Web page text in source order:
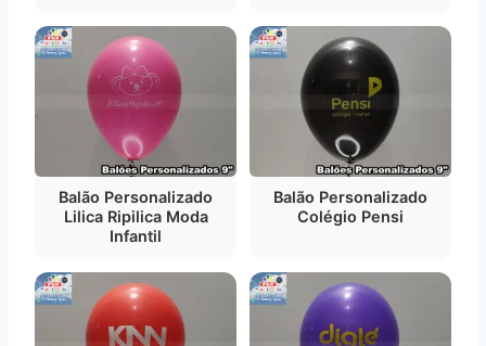
Balão Personalizado
Lilica Ripilica Moda
Infantil
Balão Personalizado
Colégio Pensi